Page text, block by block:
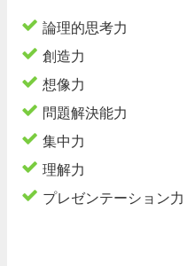
論理的思考力
創造力
想像力
問題解決能力
集中力
理解力
プレゼンテーション力